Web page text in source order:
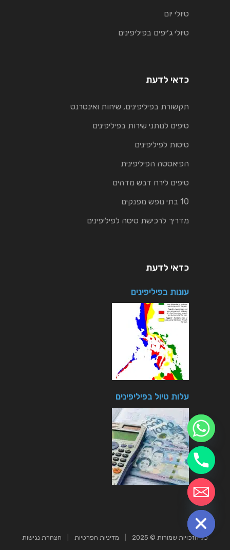
טיולי יום
טיולי ג׳יפים בפיליפינים
כדאי לדעת
תקשורת בפיליפינים, שיחות ואינטרנט
טיפים לנותני שירות בפיליפינים
טיסות לפיליפינים
הפיאסטה הפיליפינית
טיפים לירח דבש מדהים
10 בתי נופש מפנקים
מדריך לרכישת טיסה לפיליפינים
כדאי לדעת
עונות בפיליפינים
עלות טיול בפיליפינים
כל הזכויות שמורות © 2025 מדיניות הפרטיות הצהרת נגישות
Hide
chaty